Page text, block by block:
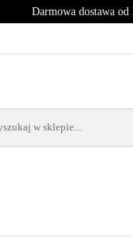
Darmowa dostawa